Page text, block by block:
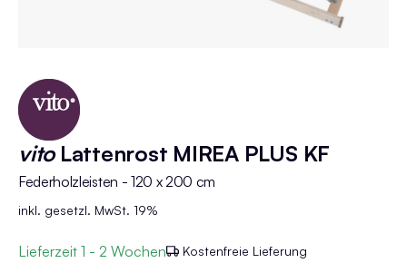
vito Lattenrost MIREA PLUS KF
Federholzleisten - 120 x 200 cm
inkl. gesetzl. MwSt. 19%
Lieferzeit 1 - 2 Wochen Kostenfreie Lieferung